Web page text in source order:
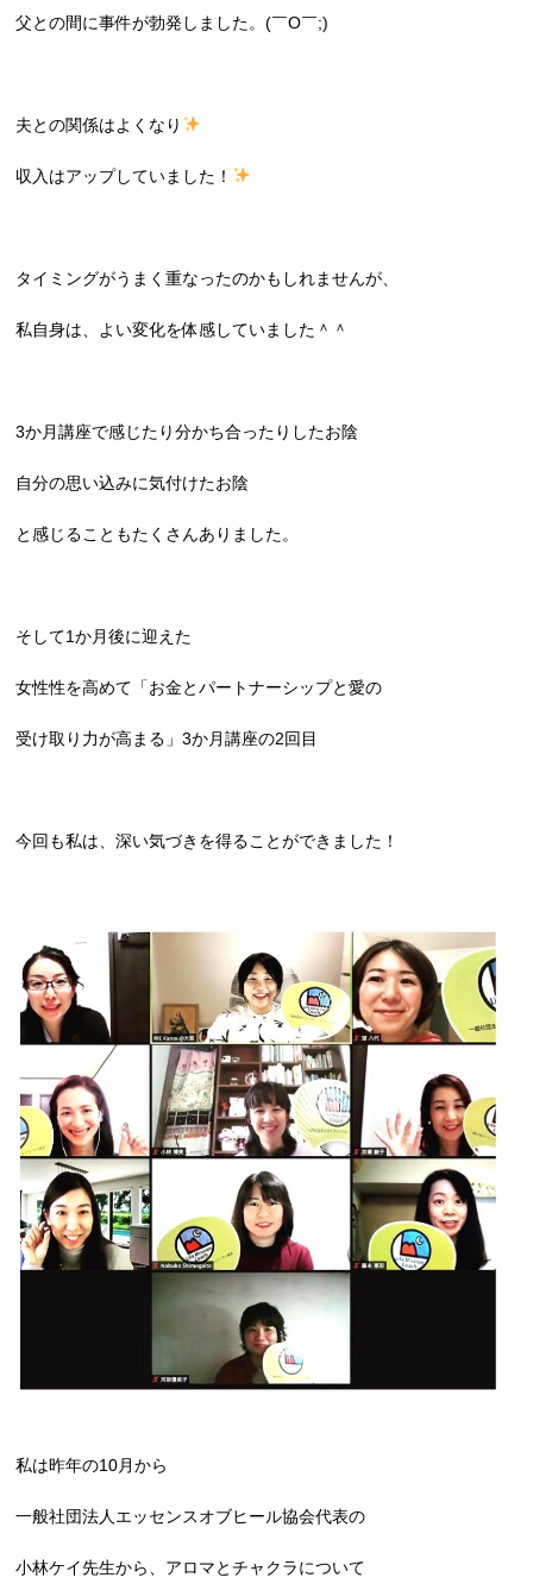
父との間に事件が勃発しました。(￣O￣;)
夫との関係はよくなり
収入はアップしていました！
タイミングがうまく重なったのかもしれませんが、
私自身は、よい変化を体感していました＾＾
3か月講座で感じたり分かち合ったりしたお陰
自分の思い込みに気付けたお陰
と感じることもたくさんありました。
そして1か月後に迎えた
女性性を高めて「お金とパートナーシップと愛の
受け取り力が高まる」3か月講座の2回目
今回も私は、深い気づきを得ることができました！
私は昨年の10月から
一般社団法人エッセンスオブヒール協会代表の
小林ケイ先生から、アロマとチャクラについて